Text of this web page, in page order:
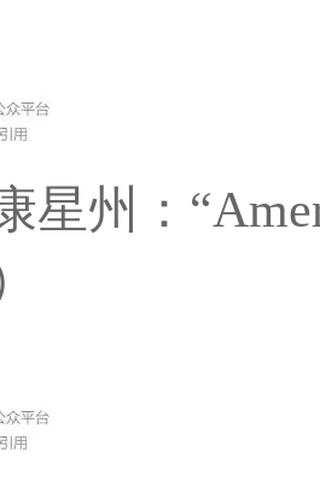
星州：